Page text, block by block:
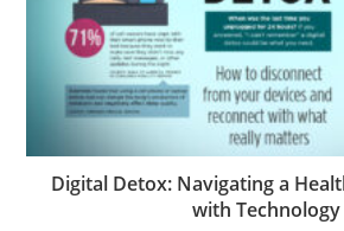
Digital Detox: Navigating a
with Technology